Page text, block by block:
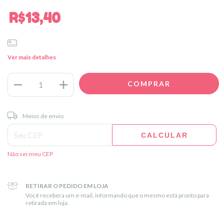
R$13,40
Ver mais detalhes
Entregas para o CEP:
Meios de envio
CALCULAR
Não sei meu CEP
RETIRAR O PEDIDO EM LOJA
Você recebera um e-mail, informando que o mesmo está pronto para
retirada em loja.